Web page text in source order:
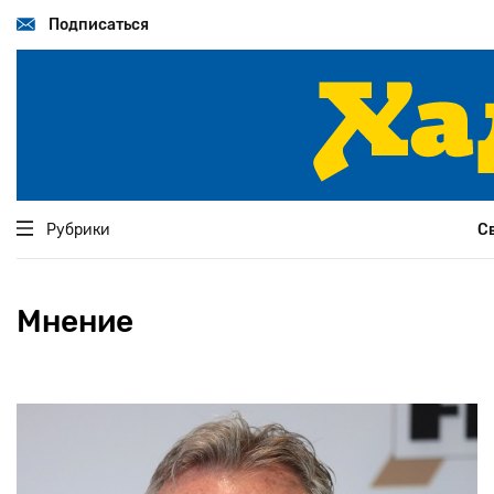
основномуПодписаться
Рубрики
Мнение